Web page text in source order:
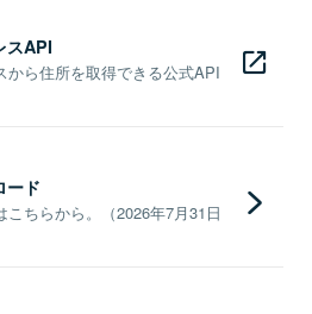
スAPI
ら住所を取得できる公式API
ード
ちらから。（2026年7月31日